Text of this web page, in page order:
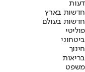
דעות
חדשות בארץ
חדשות בעולם
פוליטי
ביטחוני
חינוך
בריאות
משפט